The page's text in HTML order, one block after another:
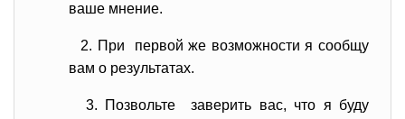
ваше мнение.
2. При первой же возможности ясообщу
вам о результатах.
3. Позвольте заверить вас, что я буду